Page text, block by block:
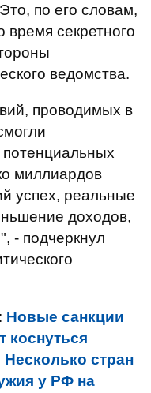
по его словам,
время секретного
ведомства.
проводимых в
потенциальных
миллиардов
успех, реальные
доходов,
- подчеркнул
Новые санкции
коснуться
стран
у РФ на